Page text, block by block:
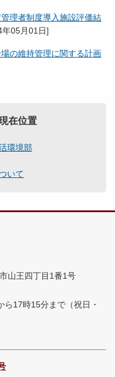
理者制度導入施設評価結
年05月01日]
の維持管理に関する計画
在位置
環境部
いて
山王四丁目1番1号
ら17時15分まで （祝日・